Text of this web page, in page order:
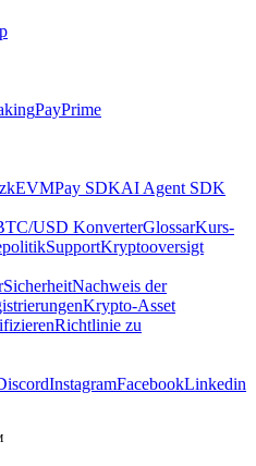
PayPrime
Pay SDKAI Agent SDK
USD KonverterGlossarKurs-
SupportKryptooversigt
SicherheitNachweis der
Krypto-Asset
Richtlinie zu
InstagramFacebookLinkedin